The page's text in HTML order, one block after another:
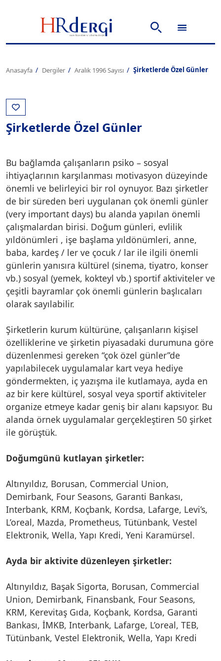
Anasayfa Dergiler Aralık 1996 Sayısı Şirketlerde Özel Günler
Şirketlerde Özel Günler
Bu bağlamda çalışanların psiko – sosyal
ihtiyaçlarının karşılanması motivasyon düzeyinde
önemli ve belirleyici bir rol oynuyor. Bazı şirketler
de bir süreden beri uygulanan çok önemli günler
(very important days) bu alanda yapılan önemli
çalışmalardan birisi. Doğum günleri, evlilik
yıldönümleri , işe başlama yıldönümleri, anne,
baba, kardeş / ler ve çocuk / lar ile ilgili önemli
günlerin yanısıra kültürel (sinema, tiyatro, konser
vb.) sosyal (yemek, kokteyl vb.) sportif aktiviteler ve
çeşitli bayramlar çok önemli günlerin başlıcaları
olarak sayılabilir.
Şirketlerin kurum kültürüne, çalışanların kişisel
özelliklerine ve şirketin piyasadaki durumuna göre
düzenlenmesi gereken “çok özel günler”de
yapılabilecek uygulamalar kart veya hediye
göndermekten, iç yazışma ile kutlamaya, ayda en
az bir kere kültürel, sosyal veya sportif aktiviteler
organize etmeye kadar geniş bir alanı kapsıyor. Bu
alanda örnek uygulamalar gerçekleştiren 50 şirket
ile görüştük.
Doğumgünü kutlayan şirketler:
Altınyıldız, Borusan, Commercial Union,
Demirbank, Four Seasons, Garanti Bankası,
Interbank, KRM, Koçbank, Kordsa, Lafarge, Levi’s,
L’oreal, Mazda, Prometheus, Tütünbank, Vestel
Elektronik, Wella, Yapı Kredi, Yeni Karamürsel.
Ayda bir aktivite düzenleyen şirketler:
Altınyıldız, Başak Sigorta, Borusan, Commercial
Union, Demirbank, Finansbank, Four Seasons,
KRM, Kerevitaş Gıda, Koçbank, Kordsa, Garanti
Bankası, İMKB, Interbank, Lafarge, L’oreal, TEB,
Tütünbank, Vestel Elektronik, Wella, Yapı Kredi